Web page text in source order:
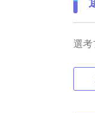
選考